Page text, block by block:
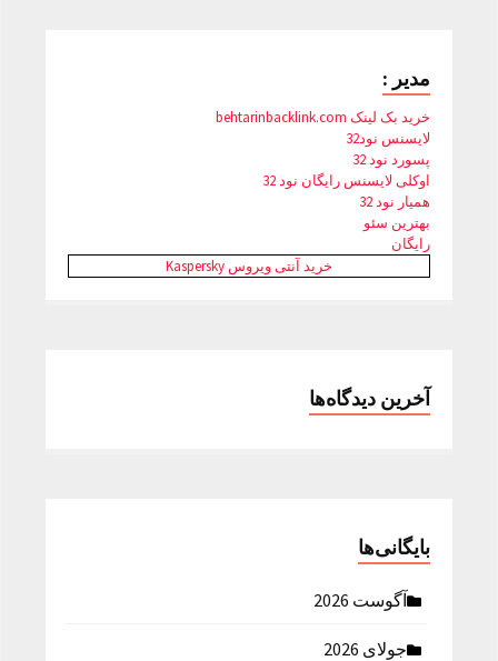
مدیر :
خرید بک لینک behtarinbacklink.com
لایسنس نود32
پسورد نود 32
اوکلی لایسنس رایگان نود 32
همیار نود 32
بهترین سئو
رایگان
خرید آنتی ویروس Kaspersky
آخرین دیدگاه‌ها
بایگانی‌ها
آگوست 2026
جولای 2026